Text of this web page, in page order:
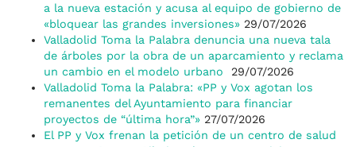
a la nueva estación y acusa al equipo de gobierno de
«bloquear las grandes inversiones» 29/07/2026
Valladolid Toma la Palabra denuncia una nueva tala
de árboles por la obra de un aparcamiento y reclama
un cambio en el modelo urbano
29/07/2026
Valladolid Toma la Palabra: «PP y Vox agotan los
remanentes del Ayuntamiento para financiar
proyectos de “última hora”» 27/07/2026
El PP y Vox frenan la petición de un centro de salud